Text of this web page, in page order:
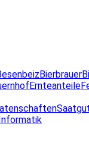
Bierbrauer
Ernteanteile